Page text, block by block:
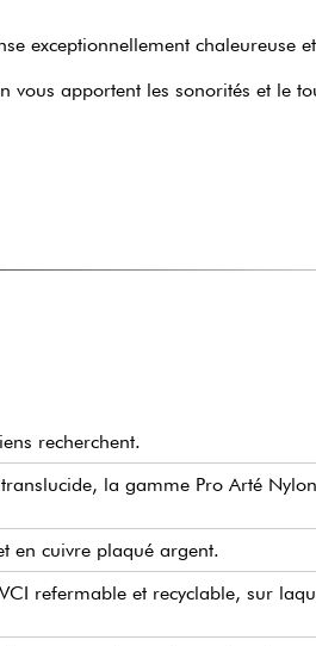
exceptionnellement chaleureuse
vous apportent les sonorités et le
recherchent.
la gamme Pro Arté Nylon
en cuivre plaqué argent.
refermable et recyclable, sur